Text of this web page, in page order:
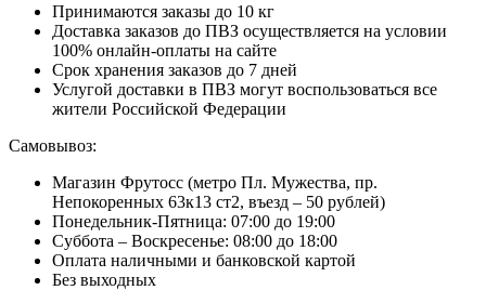
Принимаются заказы до 10 кг
Доставка заказов до ПВЗ осуществляется на условии
100% онлайн-оплаты на сайте
Срок хранения заказов до 7 дней
Услугой доставки в ПВЗ могут воспользоваться все
жители Российской Федерации
Самовывоз:
Магазин Фрутосс (метро Пл. Мужества, пр.
Непокоренных 63к13 ст2, въезд – 50 рублей)
Понедельник-Пятница: 07:00 до 19:00
Суббота – Воскресенье: 08:00 до 18:00
Оплата наличными и банковской картой
Без выходных